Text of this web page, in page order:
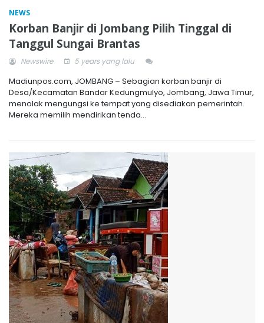
NEWS
Korban Banjir di Jombang Pilih Tinggal di
Tanggul Sungai Brantas
Newswire 5 years yang lalu
Madiunpos.com, JOMBANG – Sebagian korban banjir di
Desa/Kecamatan Bandar Kedungmulyo, Jombang, Jawa Timur,
menolak mengungsi ke tempat yang disediakan pemerintah.
Mereka memilih mendirikan tenda...